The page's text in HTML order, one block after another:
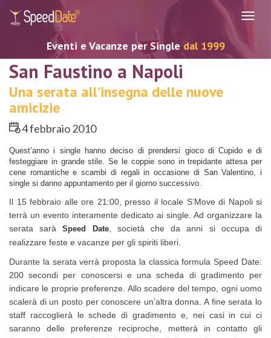
Eventi e Vacanze per Single dal 1999
San Faustino a Napoli
Una serata all’insegna delle nuove
amicizie
4 febbraio 2010
Quest’anno i single hanno deciso di prendersi gioco di Cupido e di
festeggiare in grande stile. Se le coppie sono in trepidante attesa per
cene romantiche e scambi di regali in occasione di San Valentino, i
single si danno appuntamento per il giorno successivo.
Il 15 febbraio alle ore 21:00, presso il locale S’Move di Napoli si
terrà un evento interamente dedicato ai single. Ad organizzare la
serata saràSpeed Date, società che da anni si occupa di
realizzare feste e vacanze per gli spiriti liberi.
Durante la serata verrà proposta la classica formula Speed Date:
200 secondi per conoscersi e una scheda di gradimento per
indicare le proprie preferenze. Allo scadere del tempo, ogni uomo
scalerà di un posto per conoscere un’altra donna. A fine serata lo
staff raccoglierà le schede di gradimento e, nei casi in cui ci
saranno delle preferenze reciproche, metterà in contatto gli